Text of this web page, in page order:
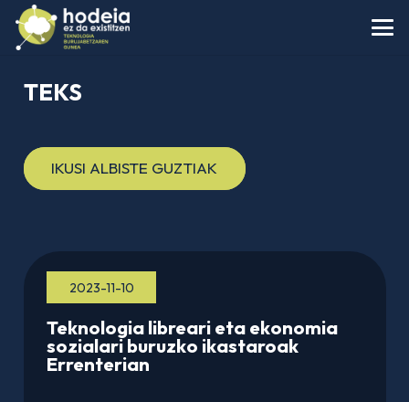
TEKS
IKUSI ALBISTE GUZTIAK
2023-11-10
Teknologia libreari eta ekonomia
sozialari buruzko ikastaroak
Errenterian